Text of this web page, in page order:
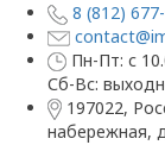
8 (812)
Пн-Пт: с
Сб-Вс:
197022,
набережная,